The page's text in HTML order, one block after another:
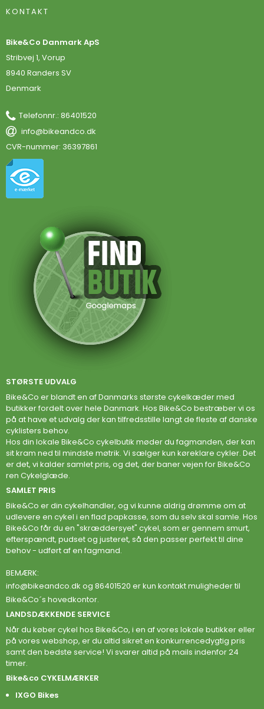
KONTAKT
Bike&Co Danmark ApS
Stribvej 1, Vorup
8940 Randers SV
Denmark
Telefonnr.: 86401520
info@bikeandco.dk
CVR-nummer: 36397861
STØRSTE UDVALG
Bike&Co er blandt en af Danmarks største cykelkæder med
butikker fordelt over hele Danmark. Hos Bike&Co bestræber vi os
på at have et udvalg der kan tilfredsstille langt de fleste af danske
cyklisters behov.
Hos din lokale Bike&Co cykelbutik møder du fagmanden, der kan
sit kram ned til mindste møtrik. Vi sælger kun køreklare cykler. Det
er det, vi kalder samlet pris, og det, der baner vejen for Bike&Co
ren Cykelglæde.
SAMLET PRIS
Bike&Co er din cykelhandler, og vi kunne aldrig drømme om at
udlevere en cykel i en flad papkasse, som du selv skal samle. Hos
Bike&Co får du en "skræddersyet" cykel, som er gennem smurt,
efterspændt, pudset og justeret, så den passer perfekt til dine
behov - udført af en fagmand.
BEMÆRK:
info@bikeandco.dk og 86401520 er kun kontakt muligheder til
Bike&Co´s hovedkontor.
LANDSDÆKKENDE SERVICE
Når du køber cykel hos Bike&Co, i en af vores lokale butikker eller
på vores webshop, er du altid sikret en konkurrencedygtig pris
samt den bedste service! Vi svarer altid på mails indenfor 24
timer.
Bike&co CYKELMÆRKER
IXGO Bikes